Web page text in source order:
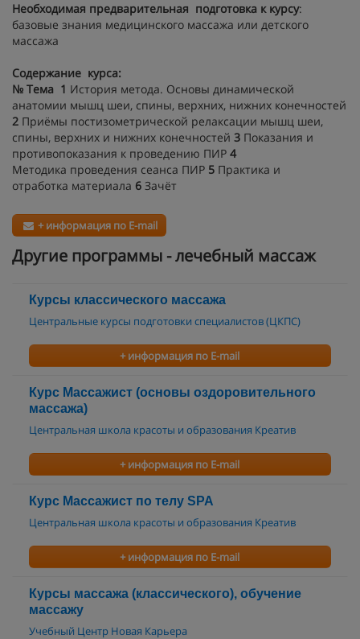
Необходимая предварительная подготовка к курсу:
базовые знания медицинского массажа или детского
массажа
Содержание курса:
№ Тема 1 История метода. Основы динамической
анатомии мышц шеи, спины, верхних, нижних конечностей
2 Приёмы постизометрической релаксации мышц шеи,
спины, верхних и нижних конечностей 3 Показания и
противопоказания к проведению ПИР 4
Методика проведения сеанса ПИР 5 Практика и
отработка материала 6 Зачёт
+ информация по E-mail
Другие программы - лечебный массаж
Курсы классического массажа
Центральные курсы подготовки специалистов (ЦКПС)
+ информация по E-mail
Курс Массажист (основы оздоровительного
массажа)
Центральная школа красоты и образования Креатив
+ информация по E-mail
Курс Массажист по телу SPA
Центральная школа красоты и образования Креатив
+ информация по E-mail
Курсы массажа (классического), обучение
массажу
Учебный Центр Новая Карьера